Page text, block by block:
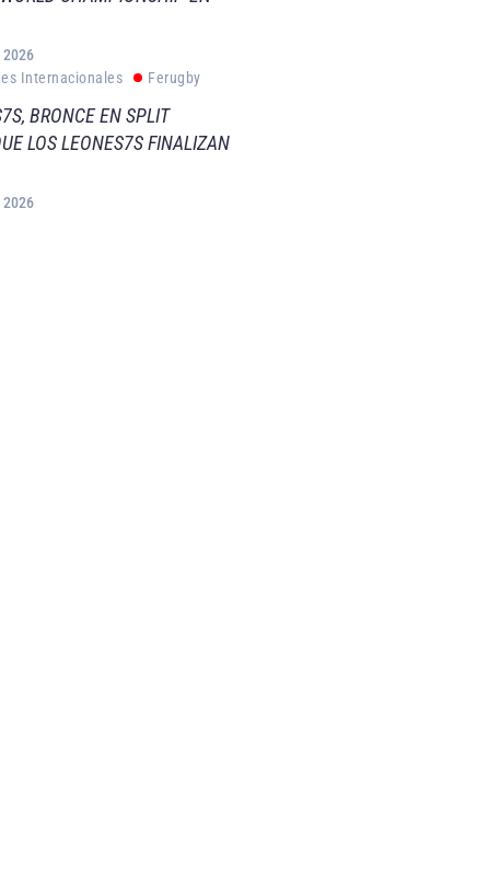
2026
Internacionales
Ferugby
BRONCE EN SPLIT
LOS LEONES7S FINALIZAN
2026